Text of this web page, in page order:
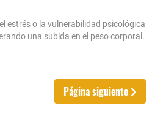
estrés o la vulnerabilidad psicológica
una subida en el peso corporal.
Página siguiente